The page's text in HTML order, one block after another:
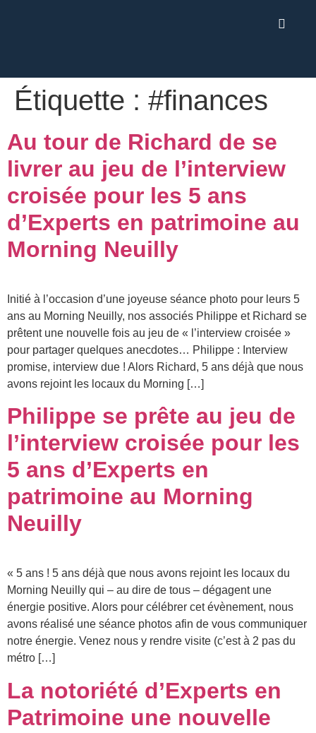
Étiquette : #finances
Au tour de Richard de se
livrer au jeu de l’interview
croisée pour les 5 ans
d’Experts en patrimoine au
Morning Neuilly
Initié à l’occasion d’une joyeuse séance photo pour leurs 5
ans au Morning Neuilly, nos associés Philippe et Richard se
prêtent une nouvelle fois au jeu de « l’interview croisée »
pour partager quelques anecdotes… Philippe : Interview
promise, interview due ! Alors Richard, 5 ans déjà que nous
avons rejoint les locaux du Morning […]
Philippe se prête au jeu de
l’interview croisée pour les
5 ans d’Experts en
patrimoine au Morning
Neuilly
« 5 ans ! 5 ans déjà que nous avons rejoint les locaux du
Morning Neuilly qui – au dire de tous – dégagent une
énergie positive. Alors pour célébrer cet évènement, nous
avons réalisé une séance photos afin de vous communiquer
notre énergie. Venez nous y rendre visite (c’est à 2 pas du
métro […]
La notoriété d’Experts en
Patrimoine une nouvelle